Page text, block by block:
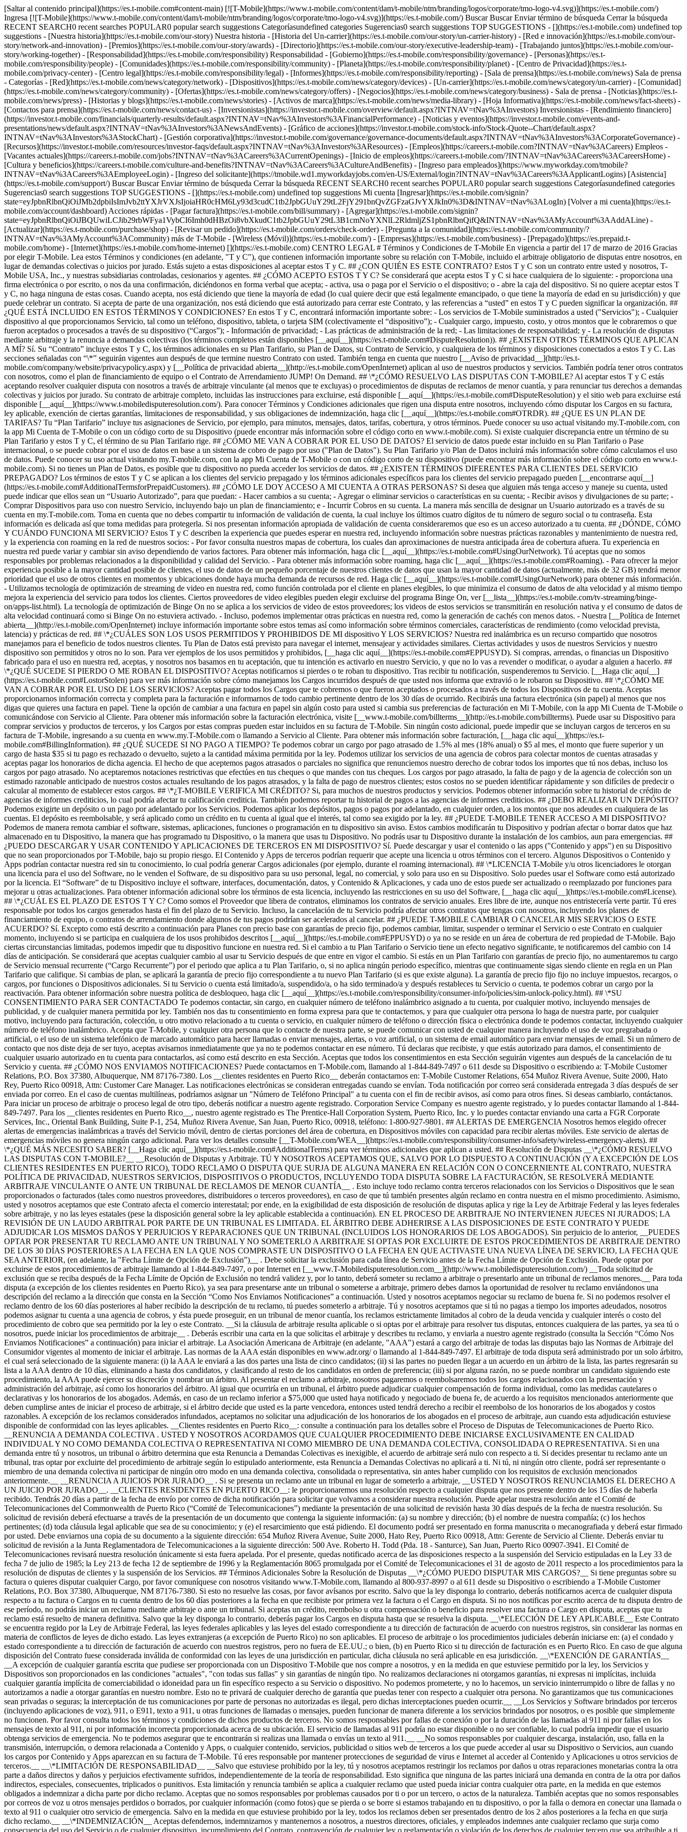
[Saltar al contenido principal](https://es.t-mobile.com#content-main) [![T-Mobile](https://www.t-mobile.com/content/dam/t-mobile/ntm/branding/logos/corporate/tmo-logo-v4.svg)](https://es.t-mobile.com/) Ingresa [![T-Mobile](https://www.t-mobile.com/content/dam/t-mobile/ntm/branding/logos/corporate/tmo-logo-v4.svg)](https://es.t-mobile.com/) Buscar Buscar Enviar término de búsqueda Cerrar la búsqueda RECENT SEARCH0 recent searches POPULAR0 popular search suggestions Categoríasundefined categories Sugerencias0 search suggestions TOP SUGGESTIONS - [](https://es.t-mobile.com) undefined top suggestions - [Nuestra historia](https://es.t-mobile.com/our-story) Nuestra historia - [Historia del Un-carrier](https://es.t-mobile.com/our-story/un-carrier-history) - [Red e innovación](https://es.t-mobile.com/our-story/network-and-innovation) - [Premios](https://es.t-mobile.com/our-story/awards) - [Directorio](https://es.t-mobile.com/our-story/executive-leadership-team) - [Trabajando juntos](https://es.t-mobile.com/our-story/working-together) - [Responsabilidad](https://es.t-mobile.com/responsibility) Responsabilidad - [Gobierno](https://es.t-mobile.com/responsibility/governance) - [Personas](https://es.t-mobile.com/responsibility/people) - [Comunidades](https://es.t-mobile.com/responsibility/community) - [Planeta](https://es.t-mobile.com/responsibility/planet) - [Centro de Privacidad](https://es.t-mobile.com/privacy-center) - [Centro legal](https://es.t-mobile.com/responsibility/legal) - [Informes](https://es.t-mobile.com/responsibility/reporting) - [Sala de prensa](https://es.t-mobile.com/news) Sala de prensa - Categorías - [Red](https://es.t-mobile.com/news/category/network) - [Dispositivos](https://es.t-mobile.com/news/category/devices) - [Un-carrier](https://es.t-mobile.com/news/category/un-carrier) - [Comunidad](https://es.t-mobile.com/news/category/community) - [Ofertas](https://es.t-mobile.com/news/category/offers) - [Negocios](https://es.t-mobile.com/news/category/business) - Sala de prensa - [Noticias](https://es.t-mobile.com/news/press) - [Historias y blogs](https://es.t-mobile.com/news/stories) - [Activos de marca](https://es.t-mobile.com/news/media-library) - [Hoja Informativa](https://es.t-mobile.com/news/fact-sheets) - [Contactos para prensa](https://es.t-mobile.com/news/contact-us) - [Inversionistas](https://investor.t-mobile.com/overview/default.aspx?INTNAV=tNav%3AInvestors) Inversionistas - [Rendimiento financiero](https://investor.t-mobile.com/financials/quarterly-results/default.aspx?INTNAV=tNav%3AInvestors%3AFinancialPerformance) - [Noticias y eventos](https://investor.t-mobile.com/events-and-presentations/news/default.aspx?INTNAV=tNav%3AInvestors%3ANewsAndEvents) - [Gráfico de acciones](https://investor.t-mobile.com/stock-info/Stock-Quote--Chart/default.aspx?INTNAV=tNav%3AInvestors%3AStockChart) - [Gestión corporativa](https://investor.t-mobile.com/governance/governance-documents/default.aspx?INTNAV=tNav%3AInvestors%3ACorporateGovernance) - [Recursos](https://investor.t-mobile.com/resources/investor-faqs/default.aspx?INTNAV=tNav%3AInvestors%3AResources) - [Empleos](https://careers.t-mobile.com?INTNAV=tNav%3ACareers) Empleos - [Vacantes actuales](https://careers.t-mobile.com/jobs?INTNAV=tNav%3ACareers%3ACurrentOpenings) - [Inicio de empleos](https://careers.t-mobile.com/?INTNAV=tNav%3ACareers%3ACareersHome) - [Cultura y beneficios](https://careers.t-mobile.com/culture-and-benefits?INTNAV=tNav%3ACareers%3ACultureAndBenefits) - [Ingreso para empleados](https://www.myworkday.com/tmobile?INTNAV=tNav%3ACareers%3AEmployeeLogin) - [Ingreso del solicitante](https://tmobile.wd1.myworkdayjobs.com/en-US/External/login?INTNAV=tNav%3ACareers%3AApplicantLogins) [Asistencia](https://es.t-mobile.com/support/) Buscar Buscar Enviar término de búsqueda Cerrar la búsqueda RECENT SEARCH0 recent searches POPULAR0 popular search suggestions Categoríasundefined categories Sugerencias0 search suggestions TOP SUGGESTIONS - [](https://es.t-mobile.com) undefined top suggestions Mi cuenta [Ingresar](https://es.t-mobile.com/signin?state=eyJpbnRlbnQiOiJMb2dpbiIsImJvb2ttYXJrVXJsIjoiaHR0cHM6Ly93d3cudC1tb2JpbGUuY29tL2FjY291bnQvZGFzaGJvYXJkIn0%3D&INTNAV=tNav%3ALogIn) [Volver a mi cuenta](https://es.t-mobile.com/account/dashboard) Acciones rápidas - [Pagar factura](https://es.t-mobile.com/bill/summary) - [Agregar](https://es.t-mobile.com/signin?state=eyJpbnRlbnQiOiJBQUwiLCJib29rbWFya1VybCI6Imh0dHBzOi8vbXkudC1tb2JpbGUuY29tL3B1cmNoYXNlL2RldmljZS1pbnRlbnQifQ&INTNAV=tNav%3AMyAccount%3AAddALine) - [Actualizar](https://es.t-mobile.com/purchase/shop) - [Revisar un pedido](https://es.t-mobile.com/orders/check-order) - [Pregunta a la comunidad](https://es.t-mobile.com/community/?INTNAV=tNav%3AMyAccount%3ACommunity) más de T-Mobile - [Wireless (Móvil)](https://es.t-mobile.com/) - [Empresas](https://es.t-mobile.com/business) - [Prepagado](https://es.prepaid.t-mobile.com/home) - [Internet](https://es.t-mobile.com/home-internet) [](https://es.t-mobile.com) CENTRO LEGAL # Términos y Condiciones de T-Mobile En vigencia a partir del 17 de marzo de 2016 Gracias por elegir T-Mobile. Lea estos Términos y condiciones (en adelante, "T y C"), que contienen información importante sobre su relación con T-Mobile, incluido el arbitraje obligatorio de disputas entre nosotros, en lugar de demandas colectivas o juicios por jurado. Estás sujeto a estas disposiciones al aceptar estos T y C. ## ¿CON QUIÉN ES ESTE CONTRATO? Estos T y C son un contrato entre usted y nosotros, T-Mobile USA, Inc., y nuestras subsidiarias controladas, cesionarios y agentes. ## ¿CÓMO ACEPTO ESTOS T Y C? Se considerará que acepta estos T y C si hace cualquiera de lo siguiente: - proporciona una firma electrónica o por escrito, o nos da una confirmación, diciéndonos en forma verbal que acepta; - activa, usa o paga por el Servicio o el dispositivo; o - abre la caja del dispositivo. Si no quiere aceptar estos T y C, no haga ninguna de estas cosas. Cuando acepta, nos está diciendo que tiene la mayoría de edad (lo cual quiere decir que está legalmente emancipado, o que tiene la mayoría de edad en su jurisdicción) y que puede celebrar un contrato. Si acepta de parte de una organización, nos está diciendo que está autorizado para cerrar este Contrato, y las referencias a “usted” en estos T y C pueden significar la organización. ## ¿QUÉ ESTÁ INCLUIDO EN ESTOS TÉRMINOS Y CONDICIONES? En estos T y C, encontrará información importante sobre: - Los servicios de T-Mobile suministrados a usted ("Servicios"); - Cualquier dispositivo al que proporcionamos Servicio, tal como un teléfono, dispositivo, tableta, o tarjeta SIM (colectivamente el “dispositivo”); - Cualquier cargo, impuesto, costo, y otros montos que le cobraremos o que fueron aceptados o procesados a través de su dispositivo (“Cargos”); - Información de privacidad; - Las prácticas de administración de la red; - Las limitaciones de responsabilidad; y - La resolución de disputas mediante arbitraje y la renuncia a demandas colectivas (los términos completos están disponibles [__aquí__](https://es.t-mobile.com#DisputeResolution)). ## ¿EXISTEN OTROS TÉRMINOS QUE APLICAN A MÍ? Sí. Su “Contrato” incluye estos T y C, los términos adicionales en su Plan Tarifario, su Plan de Datos, su Contrato de Servicio, y cualquiera de los términos y disposiciones conectados a estos T y C. Las secciones señaladas con “\*” seguirán vigentes aun después de que termine nuestro Contrato con usted. También tenga en cuenta que nuestro [__Aviso de privacidad__](http://es.t-mobile.com/company/website/privacypolicy.aspx) y [__Política de privacidad abierta__](http://es.t-mobile.com/OpenInternet) aplican al uso de nuestros productos y servicios. También podría tener otros contratos con nosotros, como el plan de financiamiento de equipo o el Contrato de Arrendamiento JUMP! On Demand. ## \*¿CÓMO RESUELVO LAS DISPUTAS CON T-MOBILE? Al aceptar estos T y C estás aceptando resolver cualquier disputa con nosotros a través de arbitraje vinculante (al menos que te excluyas) o procedimientos de disputas de reclamos de menor cuantía, y para renunciar tus derechos a demandas colectivas y juicios por jurado. Su contrato de arbitraje completo, incluidas las instrucciones para excluirse, está disponible [__aquí__](https://es.t-mobile.com#DisputeResolution) y el sitio web para excluirse está disponible [__aquí__](https://www.t-mobiledisputeresolution.com/). Para conocer Términos y Condiciones adicionales que rigen una disputa entre nosotros, incluyendo cómo disputar los Cargos en su factura, ley aplicable, exención de ciertas garantías, limitaciones de responsabilidad, y sus obligaciones de indemnización, haga clic [__aquí__](https://es.t-mobile.com#OTRDR). ## ¿QUE ES UN PLAN DE TARIFAS? Tu “Plan Tarifario” incluye tus asignaciones de Servicio, por ejemplo, para minutos, mensajes, datos, tarifas, cobertura, y otros términos. Puede conocer su uso actual visitando my.T-mobile.com, con la app Mi Cuenta de T-Mobile o con un código corto de su Dispositivo (puede encontrar más información sobre el código corto en www.t-mobile.com). Si existe cualquier discrepancia entre un término de su Plan Tarifario y estos T y C, el término de su Plan Tarifario rige. ## ¿CÓMO ME VAN A COBRAR POR EL USO DE DATOS? El servicio de datos puede estar incluido en su Plan Tarifario o Pase internacional, o se puede cobrar por el uso de datos en base a un sistema de cobro de pago por uso ("Plan de Datos"). Su Plan Tarifario y/o Plan de Datos incluirá más información sobre cómo calculamos el uso de datos. Puede conocer su uso actual visitando my.T-mobile.com, con la app Mi Cuenta de T-Mobile o con un código corto de su dispositivo (puede encontrar más información sobre el código corto en www.t-mobile.com). Si no tienes un Plan de Datos, es posible que tu dispo